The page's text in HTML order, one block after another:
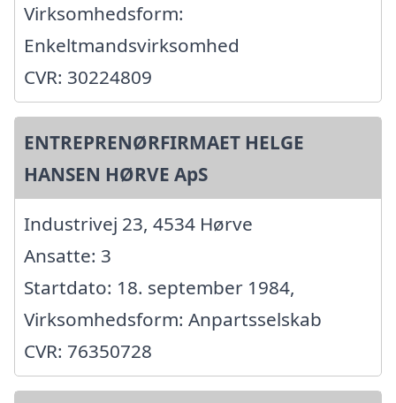
Virksomhedsform:
Enkeltmandsvirksomhed
CVR: 30224809
ENTREPRENØRFIRMAET HELGE
HANSEN HØRVE ApS
Industrivej 23, 4534 Hørve
Ansatte: 3
Startdato: 18. september 1984,
Virksomhedsform: Anpartsselskab
CVR: 76350728